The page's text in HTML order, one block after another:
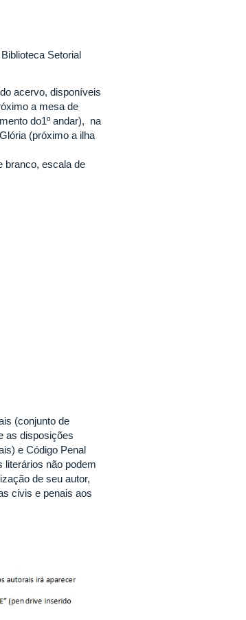
Setorial
acervo, disponíveis
a mesa de
do1º andar), na
(próximo a ilha
branco, escala de
(conjunto de
as disposições
e Código Penal
literários não podem
de seu autor,
civis e penais aos